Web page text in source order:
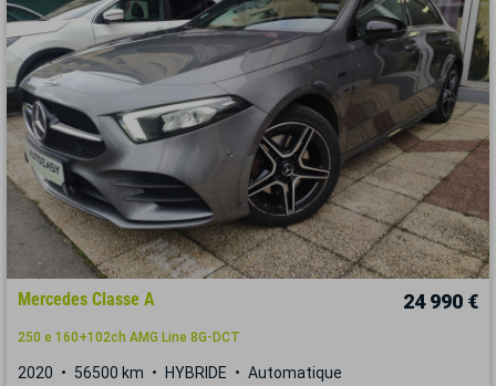
Mercedes Classe A 24 990 €
250 e 160+102ch AMG Line 8G-DCT
2020 56500 km HYBRIDE Automatique